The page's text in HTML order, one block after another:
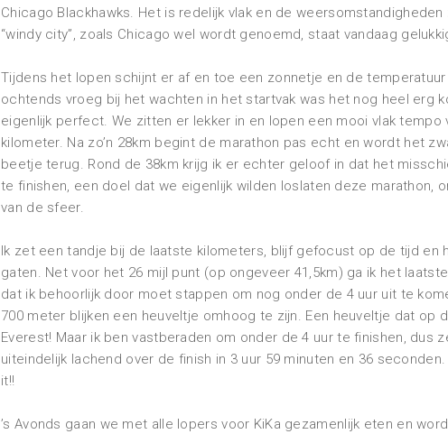
Chicago Blackhawks. Het is redelijk vlak en de
“windy city”, zoals Chicago wel wordt genoemd, staat vandaag
Tijdens het lopen schijnt er af en toe een zonnetje en de temperatuur
ochtends vroeg bij het wachten in het startvak was het nog heel erg
eigenlijk perfect. We zitten er lekker in en lopen een mooi vlak
kilometer. Na zo’n 28km begint de marathon pas echt en wordt het
beetje terug. Rond de 38km krijg ik er echter geloof in dat het
te finishen, een doel dat we eigenlijk wilden loslaten deze marathon,
van de sfeer.
Ik zet een tandje bij de laatste kilometers, blijf gefocust op de tijd en
gaten. Net voor het 26 mijl punt (op ongeveer 41,5km) ga ik het
dat ik behoorlijk door moet stappen om nog onder de 4 uur uit te
700 meter blijken een heuveltje omhoog te zijn. Een heuveltje dat op
Everest! Maar ik ben vastberaden om onder de 4 uur te finishen, dus
uiteindelijk lachend over de finish in 3 uur 59 minuten en 36
it!!
’s Avonds gaan we met alle lopers voor KiKa gezamenlijk eten en